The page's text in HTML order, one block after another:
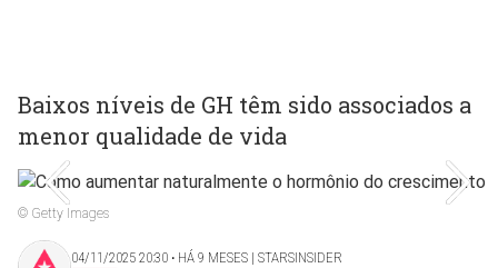
Baixos níveis de GH têm sido associados a
menor qualidade de vida
© Getty Images
04/11/2025 20:30 ‧ HÁ 9 MESES | STARSINSIDER